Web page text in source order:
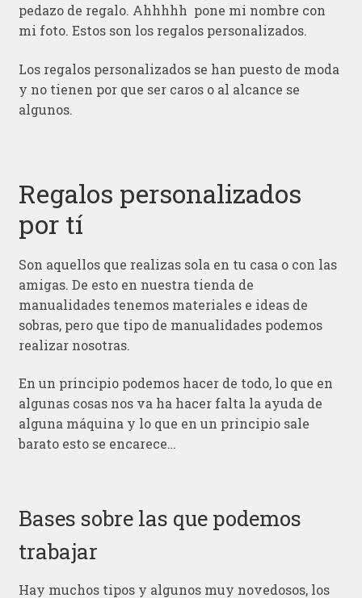
pedazo de regalo. Ahhhhh pone mi nombre con
mi foto. Estos son los regalos personalizados.
Los regalos personalizados se han puesto de moda
y no tienen por que ser caros o al alcance se
algunos.
Regalos personalizados
por tí
Son aquellos que realizas sola en tu casa o con las
amigas. De esto en nuestra tienda de
manualidades tenemos materiales e ideas de
sobras, pero que tipo de manualidades podemos
realizar nosotras.
En un principio podemos hacer de todo, lo que en
algunas cosas nos va ha hacer falta la ayuda de
alguna máquina y lo que en un principio sale
barato esto se encarece…
Bases sobre las que podemos
trabajar
Hay muchos tipos y algunos muy novedosos, los